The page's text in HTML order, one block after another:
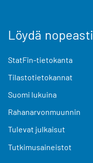
Löydä nopeasti
StatFin-tietokanta
Tilastotietokannat
Suomi lukuina
Rahanarvonmuunnin
Tulevat julkaisut
Tutkimusaineistot